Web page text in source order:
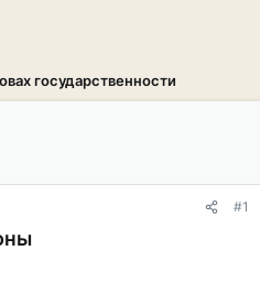
государственности
#1